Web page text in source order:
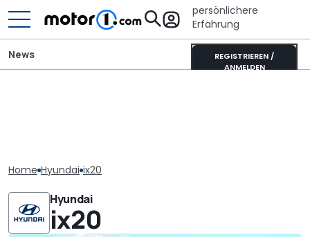
persönlichere
Erfahrung
REGISTRIEREN /
ANMELDEN
News
Home Hyundai ix20
Hyundai
ix20